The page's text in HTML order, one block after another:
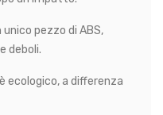
pezzo di ABS,
deboli.
ecologico, a differenza